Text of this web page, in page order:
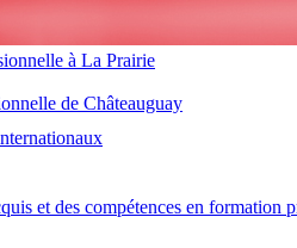
à La Prairie
de Châteauguay
et des compétences en formation